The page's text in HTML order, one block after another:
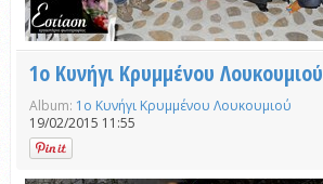
1ο Κυνήγι Κρυμμένου Λουκουμιού
Album: 1ο Κυνήγι Κρυμμένου Λουκουμιού
19/02/2015 11:55